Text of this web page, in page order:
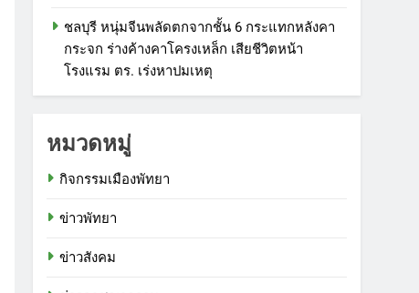
ชลบุรี หนุ่มจีนพลัดตกจากชั้น 6 กระแทกหลังคา
กระจก ร่างค้างคาโครงเหล็ก เสียชีวิตหน้า
โรงแรม ตร. เร่งหาปมเหตุ
หมวดหมู่
กิจกรรมเมืองพัทยา
ข่าวพัทยา
ข่าวสังคม